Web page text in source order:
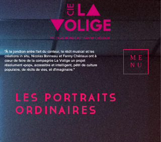
ME
NU
"À la jonction entre l'art du conteur, le récit musical et les
créations in situ, Nicolas Bonneau et Fanny Chériaux ont à
cœur de faire de la compagnie La Volige un projet
résolument «pop», accessible et intelligent, pétri de culture
populaire, de récits de vies, et d'imaginaire."
LES PORTRAITS
ORDINAIRES